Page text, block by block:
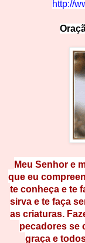
http://
Meu Senhor e
que eu
te conheça e te
sirva e te faça
as criaturas.
pecadores se
graça e